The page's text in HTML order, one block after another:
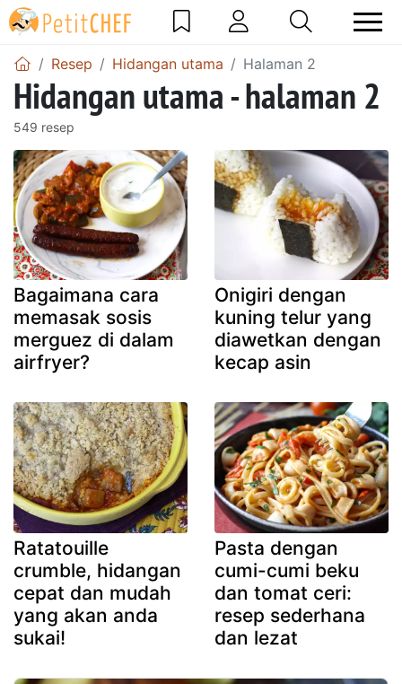
Resep Hidangan utama Halaman 2
Hidangan utama - halaman 2
549 resep
Bagaimana cara
memasak sosis
merguez di dalam
airfryer?
Onigiri dengan
kuning telur yang
diawetkan dengan
kecap asin
Ratatouille
crumble, hidangan
cepat dan mudah
yang akan anda
sukai!
Pasta dengan
cumi-cumi beku
dan tomat ceri:
resep sederhana
dan lezat